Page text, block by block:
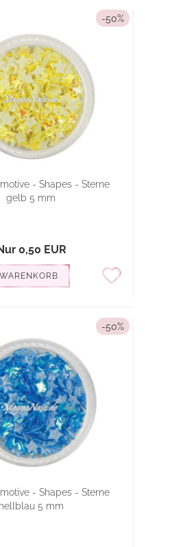
-50%
- Shapes - Sterne
gelb 5 mm
0,50 EUR
WARENKORB
-50%
- Shapes - Sterne
hellblau 5 mm